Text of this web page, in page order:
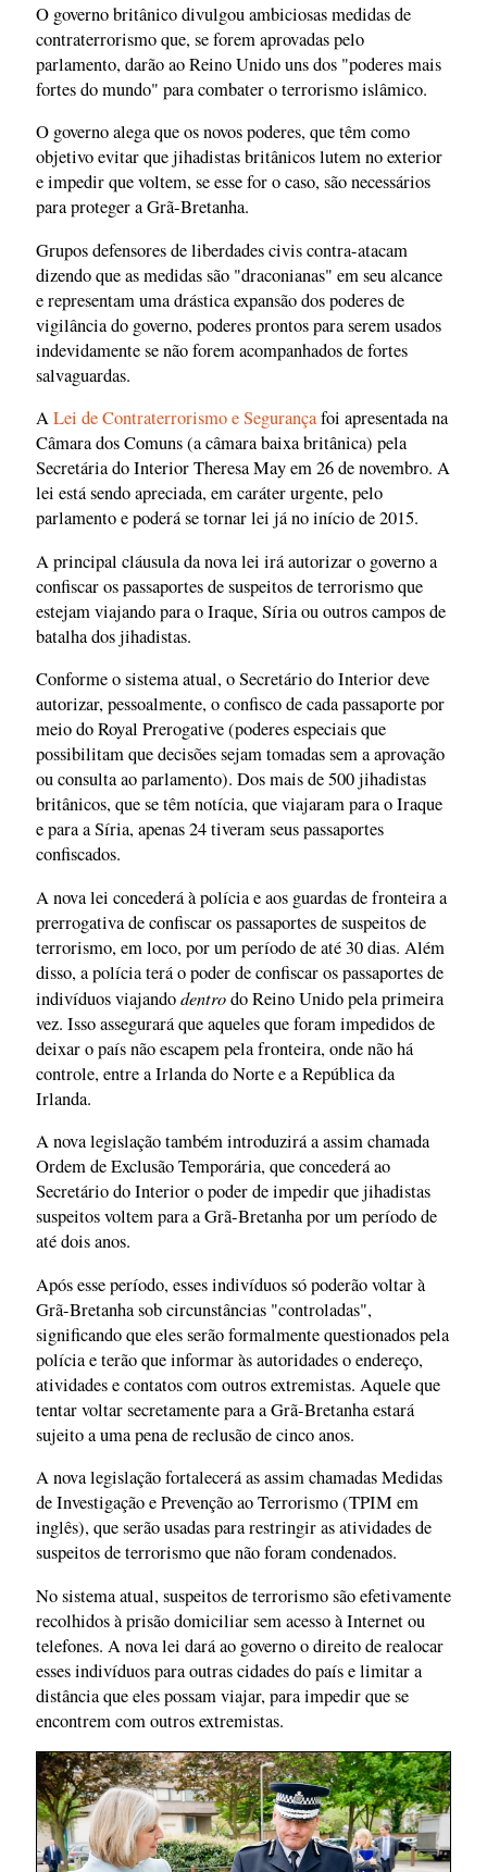
O governo britânico divulgou ambiciosas medidas de
contraterrorismo que, se forem aprovadas pelo
parlamento, darão ao Reino Unido uns dos "poderes mais
fortes do mundo" para combater o terrorismo islâmico.
O governo alega que os novos poderes, que têm como
objetivo evitar que jihadistas britânicos lutem no exterior
e impedir que voltem, se esse for o caso, são necessários
para proteger a Grã-Bretanha.
Grupos defensores de liberdades civis contra-atacam
dizendo que as medidas são "draconianas" em seu alcance
e representam uma drástica expansão dos poderes de
vigilância do governo, poderes prontos para serem usados
indevidamente se não forem acompanhados de fortes
salvaguardas.
ALei de Contraterrorismo e Segurançafoi apresentada na
Câmara dos Comuns (a câmara baixa britânica) pela
Secretária do Interior Theresa May em 26 de novembro. A
lei está sendo apreciada, em caráter urgente, pelo
parlamento e poderá se tornar lei já no início de 2015.
A principal cláusula da nova lei irá autorizar o governo a
confiscar os passaportes de suspeitos de terrorismo que
estejam viajando para o Iraque, Síria ou outros campos de
batalha dos jihadistas.
Conforme o sistema atual, o Secretário do Interior deve
autorizar, pessoalmente, o confisco de cada passaporte por
meio do Royal Prerogative (poderes especiais que
possibilitam que decisões sejam tomadas sem a aprovação
ou consulta ao parlamento). Dos mais de 500 jihadistas
britânicos, que se têm notícia, que viajaram para o Iraque
e para a Síria, apenas 24 tiveram seus passaportes
confiscados.
A nova lei concederá à polícia e aos guardas de fronteira a
prerrogativa de confiscar os passaportes de suspeitos de
terrorismo, em loco, por um período de até 30 dias. Além
disso, a polícia terá o poder de confiscar os passaportes de
indivíduos viajandodentrodo Reino Unido pela primeira
vez. Isso assegurará que aqueles que foram impedidos de
deixar o país não escapem pela fronteira, onde não há
controle, entre a Irlanda do Norte e a República da
Irlanda.
A nova legislação também introduzirá a assim chamada
Ordem de Exclusão Temporária, que concederá ao
Secretário do Interior o poder de impedir que jihadistas
suspeitos voltem para a Grã-Bretanha por um período de
até dois anos.
Após esse período, esses indivíduos só poderão voltar à
Grã-Bretanha sob circunstâncias "controladas",
significando que eles serão formalmente questionados pela
polícia e terão que informar às autoridades o endereço,
atividades e contatos com outros extremistas. Aquele que
tentar voltar secretamente para a Grã-Bretanha estará
sujeito a uma pena de reclusão de cinco anos.
A nova legislação fortalecerá as assim chamadas Medidas
de Investigação e Prevenção ao Terrorismo (TPIM em
inglês), que serão usadas para restringir as atividades de
suspeitos de terrorismo que não foram condenados.
No sistema atual, suspeitos de terrorismo são efetivamente
recolhidos à prisão domiciliar sem acesso à Internet ou
telefones. A nova lei dará ao governo o direito de realocar
esses indivíduos para outras cidades do país e limitar a
distância que eles possam viajar, para impedir que se
encontrem com outros extremistas.